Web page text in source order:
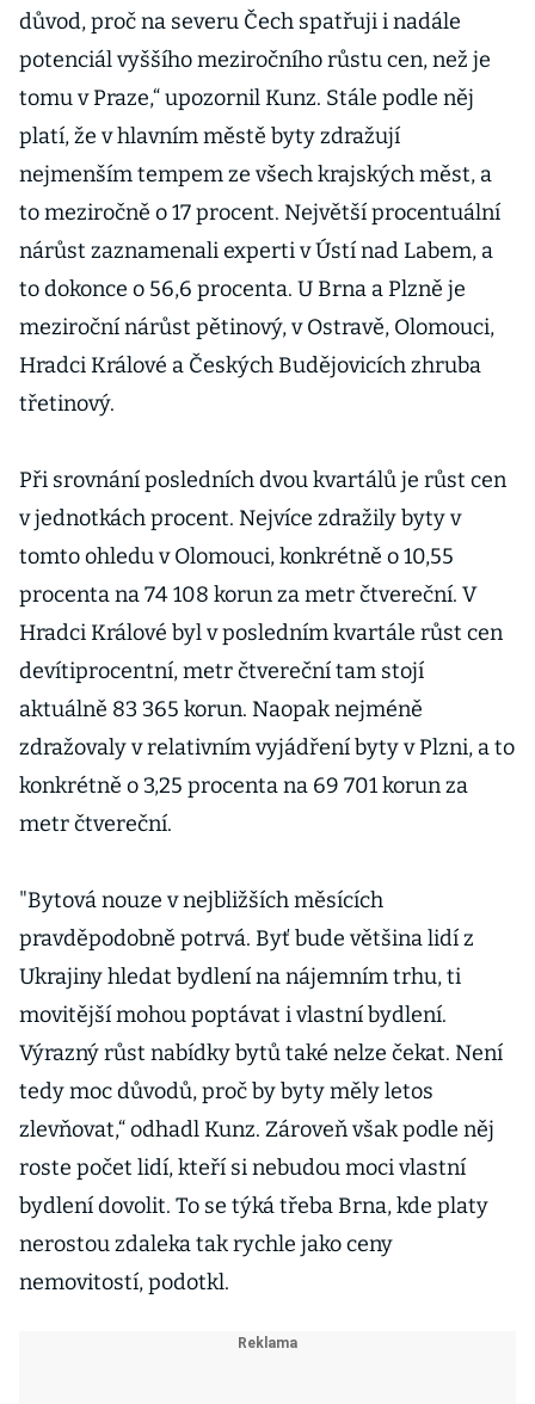
důvod, proč na severu Čech spatřuji i nadále
potenciál vyššího meziročního růstu cen, než je
tomu v Praze,“ upozornil Kunz. Stále podle něj
platí, že v hlavním městě byty zdražují
nejmenším tempem ze všech krajských měst, a
to meziročně o 17 procent. Největší procentuální
nárůst zaznamenali experti v Ústí nad Labem, a
to dokonce o 56,6 procenta. U Brna a Plzně je
meziroční nárůst pětinový, v Ostravě, Olomouci,
Hradci Králové a Českých Budějovicích zhruba
třetinový.
Při srovnání posledních dvou kvartálů je růst cen
v jednotkách procent. Nejvíce zdražily byty v
tomto ohledu v Olomouci, konkrétně o 10,55
procenta na 74 108 korun za metr čtvereční. V
Hradci Králové byl v posledním kvartále růst cen
devítiprocentní, metr čtvereční tam stojí
aktuálně 83 365 korun. Naopak nejméně
zdražovaly v relativním vyjádření byty v Plzni, a to
konkrétně o 3,25 procenta na 69 701 korun za
metr čtvereční.
"Bytová nouze v nejbližších měsících
pravděpodobně potrvá. Byť bude většina lidí z
Ukrajiny hledat bydlení na nájemním trhu, ti
movitější mohou poptávat i vlastní bydlení.
Výrazný růst nabídky bytů také nelze čekat. Není
tedy moc důvodů, proč by byty měly letos
zlevňovat,“ odhadl Kunz. Zároveň však podle něj
roste počet lidí, kteří si nebudou moci vlastní
bydlení dovolit. To se týká třeba Brna, kde platy
nerostou zdaleka tak rychle jako ceny
nemovitostí, podotkl.